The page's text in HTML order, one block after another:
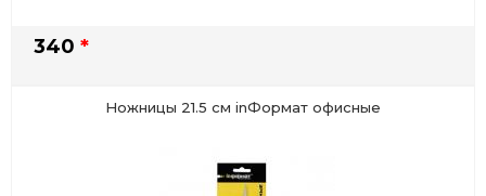
340 *
Ножницы 21.5 см inФормат офисные